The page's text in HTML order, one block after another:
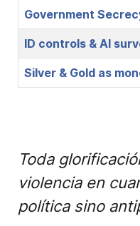
Government
ID controls & AI
Silver & Gold as
Toda
violencia en
política sino